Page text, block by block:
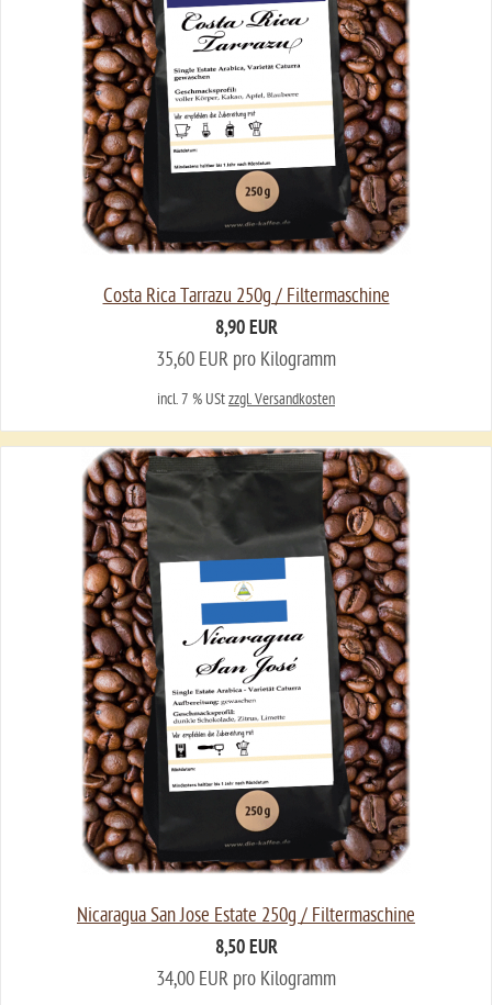
Costa Rica Tarrazu 250g / Filtermaschine
8,90 EUR
35,60 EUR pro Kilogramm
incl. 7 % UStzzgl. Versandkosten
Nicaragua San Jose Estate 250g / Filtermaschine
8,50 EUR
34,00 EUR pro Kilogramm